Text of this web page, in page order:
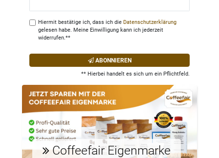
Hiermit bestätige ich, dass ich die Daten­schutz­erklärung
gelesen habe. Meine Einwilligung kann ich jederzeit
widerrufen.**
ABONNIEREN
** Hierbei handelt es sich um ein Pflichtfeld.
Coffeefair Eigenmarke